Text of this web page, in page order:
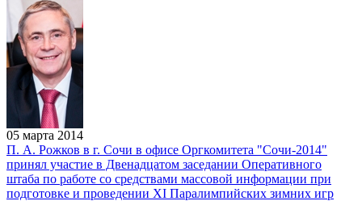
05 марта 2014
П. А. Рожков в г. Сочи в офисе Оргкомитета "Сочи-2014"
принял участие в Двенадцатом заседании Оперативного
штаба по работе со средствами массовой информации при
подготовке и проведении XI Паралимпийских зимних игр